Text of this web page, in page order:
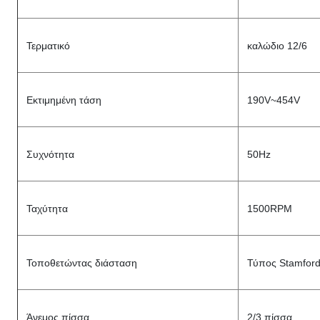
Τερματικό καλώδιο 12/6
Εκτιμημένη τάση 190V~454V
Συχνότητα 50Hz
Ταχύτητα 1500RPM
Τοποθετώντας διάσταση Τύπος Stamford
Άνεμος πίσσα 2/3 πίσσα